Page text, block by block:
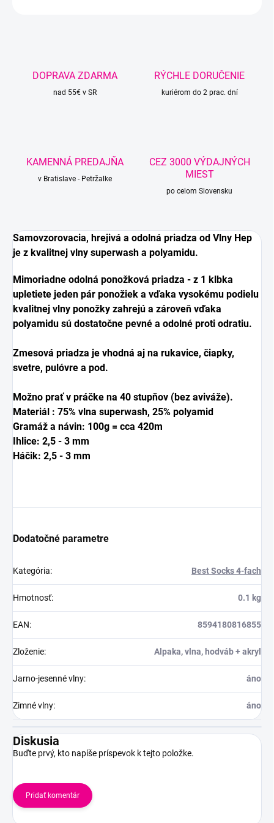
DOPRAVA ZDARMA
nad 55€ v SR
RÝCHLE DORUČENIE
kuriérom do 2 prac. dní
KAMENNÁ PREDAJŇA
v Bratislave - Petržalke
CEZ 3000 VÝDAJNÝCH
MIEST
po celom Slovensku
Samovzorovacia, hrejivá a odolná priadza od Vlny Hep
je z kvalitnej vlny superwash a polyamidu.
Mimoriadne odolná ponožková priadza - z 1 klbka
upletiete jeden pár ponožiek a vďaka vysokému podielu
kvalitnej vlny ponožky zahrejú a zároveň vďaka
polyamidu sú dostatočne pevné a odolné proti odratiu.
Zmesová priadza je vhodná aj na rukavice, čiapky,
svetre, pulóvre a pod.
Možno prať v práčke na 40 stupňov (bez aviváže).
Materiál : 75% vlna superwash, 25% polyamid
Gramáž a návin: 100g = cca 420m
Ihlice: 2,5 - 3 mm
Háčik: 2,5 - 3 mm
Dodatočné parametre
Kategória: Best Socks 4-fach
Hmotnosť: 0.1 kg
EAN: 8594180816855
Zloženie: Alpaka, vlna, hodváb + akryl
Jarno-jesenné vlny: áno
Zimné vlny: áno
Diskusia
Buďte prvý, kto napíše príspevok k tejto položke.
Pridať komentár